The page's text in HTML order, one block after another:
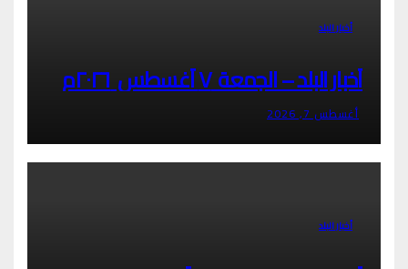
أخبار البلد
أخبار البلد – الجمعة ٧ أغسطس ٢٠٢٦م
أغسطس 7, 2026
أخبار البلد